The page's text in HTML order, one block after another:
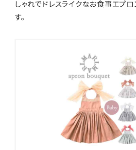
しゃれでドレスライクなお食事エプ
す。